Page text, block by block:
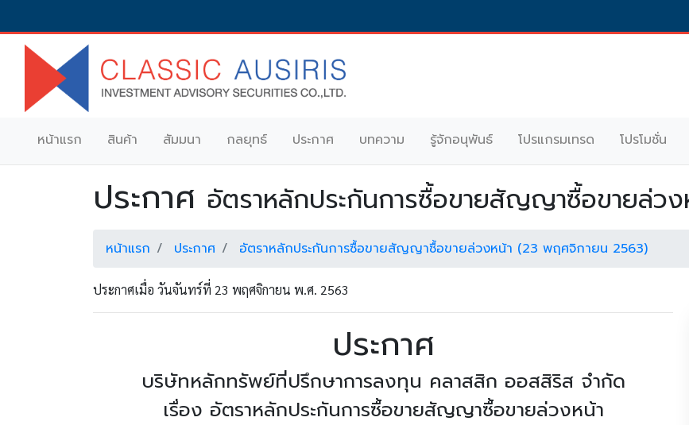
หน้าแรก สินค้า สัมมนา กลยุทธ์ ประกาศ บทความ รู้จักอนุพันธ์ โปรแกรมเทรด โปรโมชั่น
ประกาศ อัตราหลักประกันการซื้อขายสัญญาซื้อขายล่วง
หน้าแรก ประกาศ อัตราหลักประกันการซื้อขายสัญญาซื้อขายล่วงหน้า (23 พฤศจิกายน 2563)
ประกาศเมื่อ วันจันทร์ที่ 23 พฤศจิกายน พ.ศ. 2563
ประกาศ
บริษัทหลักทรัพย์ที่ปรึกษาการลงทุน คลาสสิก ออสสิริส จำกัด
เรื่อง อัตราหลักประกันการซื้อขายสัญญาซื้อขายล่วงหน้า